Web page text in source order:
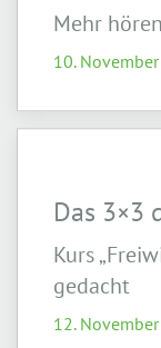
Mehr
10.
Das 3×3
Kurs
gedacht
12.